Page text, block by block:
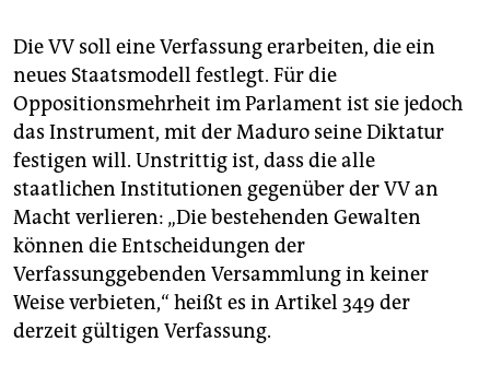
Die VV soll eine Verfassung erarbeiten, die ein
neues Staatsmodell festlegt. Für die
Oppositionsmehrheit im Parlament ist sie jedoch
das Instrument, mit der Maduro seine Diktatur
festigen will. Unstrittig ist, dass die alle
staatlichen Institutionen gegenüber der VV an
Macht verlieren: „Die bestehenden Gewalten
können die Entscheidungen der
Verfassunggebenden Versammlung in keiner
Weise verbieten,“ heißt es in Artikel 349 der
derzeit gültigen Verfassung.